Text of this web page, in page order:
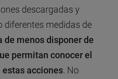
descargadas y
diferentes medidas de
de menos disponer de
permitan conocer el
acciones . No